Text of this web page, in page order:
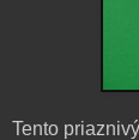
Tento